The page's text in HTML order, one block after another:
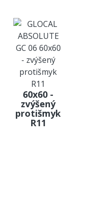
60x60 -
zvýšený
protišmyk
R11